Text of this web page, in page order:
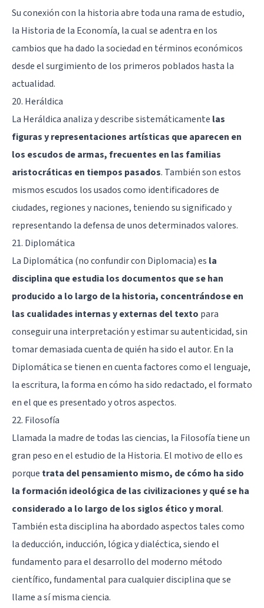
Su conexión con la historia abre toda una rama de estudio,
la Historia de la Economía, la cual se adentra en los
cambios que ha dado la sociedad en términos económicos
desde el surgimiento de los primeros poblados hasta la
actualidad.
20. Heráldica
La Heráldica analiza y describe sistemáticamente las
figuras y representaciones artísticas que aparecen en
los escudos de armas, frecuentes en las familias
aristocráticas en tiempos pasados. También son estos
mismos escudos los usados como identificadores de
ciudades, regiones y naciones, teniendo su significado y
representando la defensa de unos determinados valores.
21. Diplomática
La Diplomática (no confundir con Diplomacia) es la
disciplina que estudia los documentos que se han
producido a lo largo de la historia, concentrándose en
las cualidades internas y externas del texto para
conseguir una interpretación y estimar su autenticidad, sin
tomar demasiada cuenta de quién ha sido el autor. En la
Diplomática se tienen en cuenta factores como el lenguaje,
la escritura, la forma en cómo ha sido redactado, el formato
en el que es presentado y otros aspectos.
22. Filosofía
Llamada la madre de todas las ciencias, la Filosofía tiene un
gran peso en el estudio de la Historia. El motivo de ello es
porque trata del pensamiento mismo, de cómo ha sido
la formación ideológica de las civilizaciones y qué se ha
considerado a lo largo de los siglos ético y moral.
También esta disciplina ha abordado aspectos tales como
la deducción, inducción, lógica y dialéctica, siendo el
fundamento para el desarrollo del moderno método
científico, fundamental para cualquier disciplina que se
llame a sí misma ciencia.